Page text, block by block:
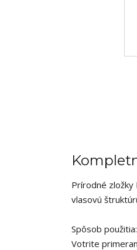
Prírodné zložky
vlasovú
Spôsob použitia:
Votrite